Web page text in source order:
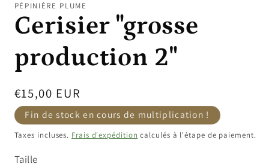
1
dans
une
fenêtre
PÉPINIÈRE PLUME
Cerisier "grosse
production 2"
Prix
promotionnel
€15,00 EUR
Fin de stock en cours de multiplication !
Taxes incluses. Frais d'expédition calculés à l'étape de paiement.
Taille